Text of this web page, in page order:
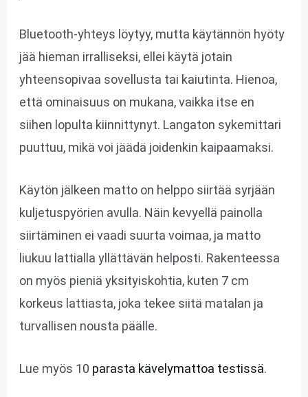
Bluetooth-yhteys löytyy, mutta käytännön hyöty
jää hieman irralliseksi, ellei käytä jotain
yhteensopivaa sovellusta tai kaiutinta. Hienoa,
että ominaisuus on mukana, vaikka itse en
siihen lopulta kiinnittynyt. Langaton sykemittari
puuttuu, mikä voi jäädä joidenkin kaipaamaksi.
Käytön jälkeen matto on helppo siirtää syrjään
kuljetuspyörien avulla. Näin kevyellä painolla
siirtäminen ei vaadi suurta voimaa, ja matto
liukuu lattialla yllättävän helposti. Rakenteessa
on myös pieniä yksityiskohtia, kuten 7 cm
korkeus lattiasta, joka tekee siitä matalan ja
turvallisen nousta päälle.
Lue myös 10 parasta kävelymattoa testissä.